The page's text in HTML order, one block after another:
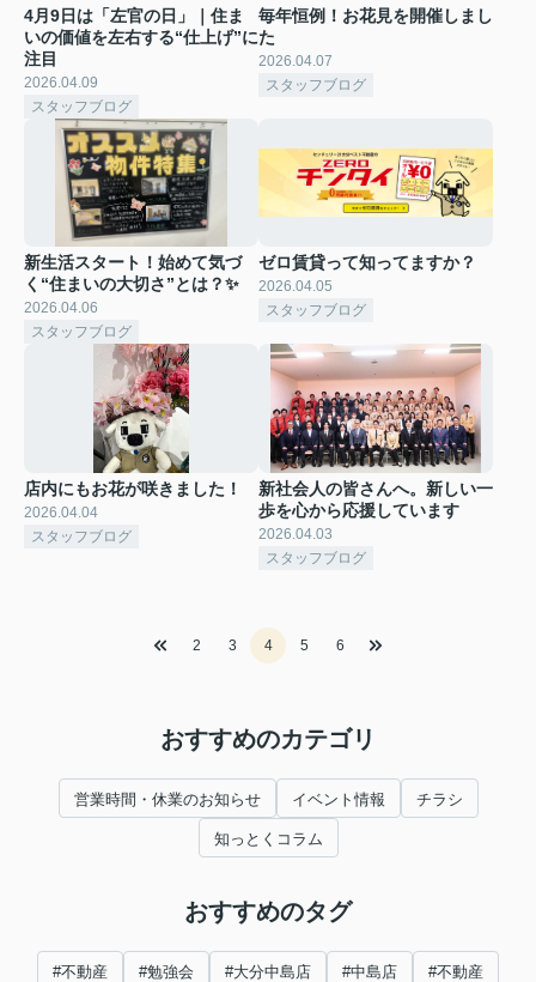
4月9日は「左官の日」｜住ま
いの価値を左右する“仕上げ”に
注目
2026.04.09
スタッフブログ
毎年恒例！お花見を開催しまし
た
2026.04.07
スタッフブログ
新生活スタート！始めて気づ
く“住まいの大切さ”とは？✨
2026.04.06
スタッフブログ
ゼロ賃貸って知ってますか？
2026.04.05
スタッフブログ
店内にもお花が咲きました！
2026.04.04
スタッフブログ
新社会人の皆さんへ。新しい一
歩を心から応援しています
2026.04.03
スタッフブログ
2 3 4 5 6
おすすめのカテゴリ
営業時間・休業のお知らせ イベント情報 チラシ
知っとくコラム
おすすめのタグ
#不動産 #勉強会 #大分中島店 #中島店 #不動産